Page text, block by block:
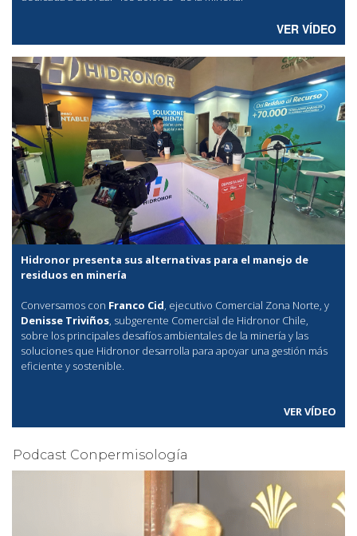
VER VÍDEO
Hidronor presenta sus alternativas para el manejo de
residuos en minería
Conversamos con Franco Cid, ejecutivo Comercial Zona Norte, y
Denisse Triviños, subgerente Comercial de Hidronor Chile,
sobre los principales desafíos ambientales de la minería y las
soluciones que Hidronor desarrolla para apoyar una gestión más
eficiente y sostenible.
VER VÍDEO
Podcast Conpermisología